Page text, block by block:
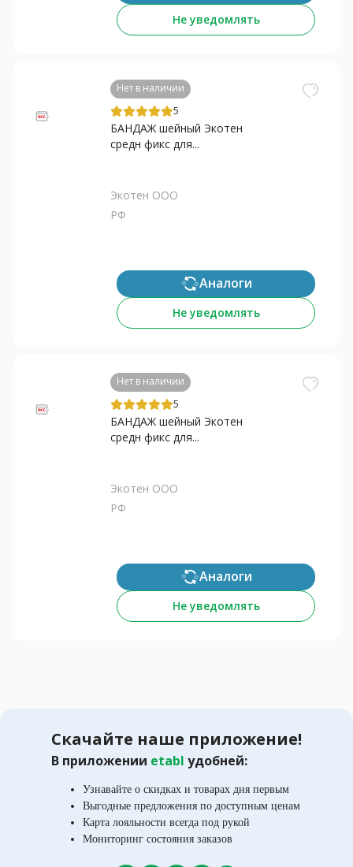
Не уведомлять
Нет в наличии
5
БАНДАЖ шейный Экотен
средн фикс для...
Экотен ООО
РФ
Аналоги
Не уведомлять
Нет в наличии
5
БАНДАЖ шейный Экотен
средн фикс для...
Экотен ООО
РФ
Аналоги
Не уведомлять
Скачайте наше приложение!
В приложении etabl удобней:
Узнавайте о скидках и товарах дня первым
Выгодные предложения по доступным ценам
Карта лояльности всегда под рукой
Мониторинг состояния заказов